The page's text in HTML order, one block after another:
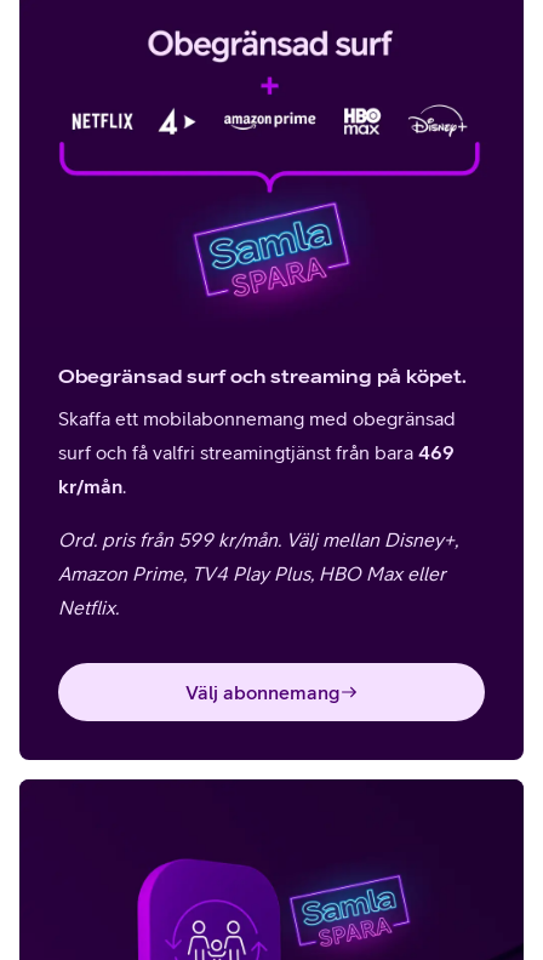
Obegränsad surf och streaming på köpet.
Skaffa ett mobilabonnemang med obegränsad
surf och få valfri streamingtjänst från bara 469
kr/mån.
Ord. pris från 599 kr/mån. Välj mellan Disney+,
Amazon Prime, TV4 Play Plus, HBO Max eller
Netflix.
Välj abonnemang